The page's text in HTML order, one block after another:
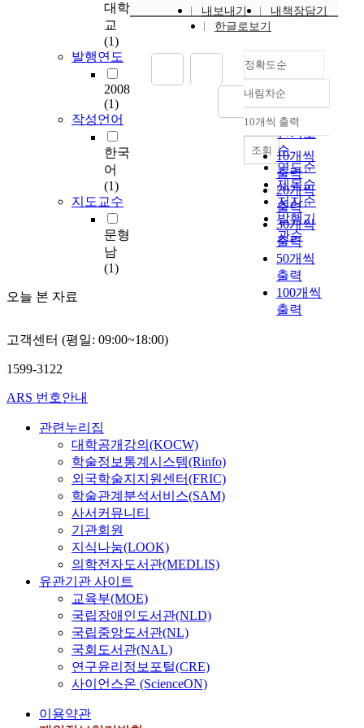
대학
교
(1)
발행연도
2008
(1)
작성언어
한국
어
(1)
지도교수
문형
남
(1)
오늘 본 자료
으
여
내보내기
내책장담기
한글로보기
정확도순
정확도
순
인기도
순
연도순
제목순
저자순
발행기
관순
내림차순
내림차순
10개씩 출력
10개씩
출력
20개씩
출력
30개씩
출력
50개씩
출력
100개씩
출력
조회
고객센터 (평일: 09:00~18:00)
1599-3122
ARS 번호안내
관련누리집
대학공개강의(KOCW)
학술정보통계시스템(Rinfo)
외국학술지지원센터(FRIC)
학술관계분석서비스(SAM)
사서커뮤니티
기관회원
지식나눔(LOOK)
의학전자도서관(MEDLIS)
유관기관 사이트
교육부(MOE)
국립장애인도서관(NLD)
국립중앙도서관(NL)
국회도서관(NAL)
연구윤리정보포털(CRE)
사이언스온 (ScienceON)
이용약관